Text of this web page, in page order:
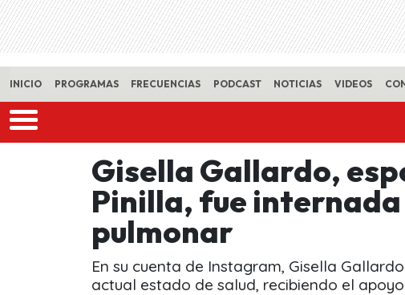
INICIO PROGRAMAS FRECUENCIAS PODCAST NOTICIAS VIDEOS
Gisella Gallardo,
Pinilla, fue
pulmonar
En su cuenta de Instagram, Gisella
actual estado de salud, recibiendo el